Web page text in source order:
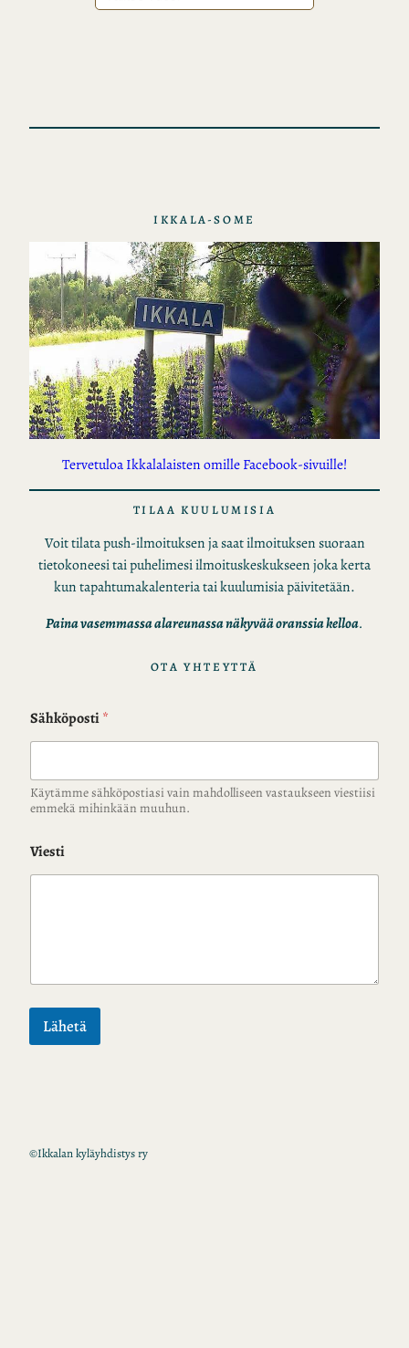
r
IKKALA-SOME
Tervetuloa Ikkalalaisten omille Facebook-sivuille!
TILAA KUULUMISIA
Voit tilata push-ilmoituksen ja saat ilmoituksen suoraan
tietokoneesi tai puhelimesi ilmoituskeskukseen joka kerta
kun tapahtumakalenteria tai kuulumisia päivitetään.
Paina vasemmassa alareunassa näkyvää oranssia kelloa.
OTA YHTEYTTÄ
Sähköposti*
Käytämme sähköpostiasi vain mahdolliseen vastaukseen viestiisi
emmekä mihinkään muuhun.
Viesti
Lähetä
©Ikkalan kyläyhdistys ry